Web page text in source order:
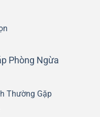
Phòng Ngừa
Thường Gặp